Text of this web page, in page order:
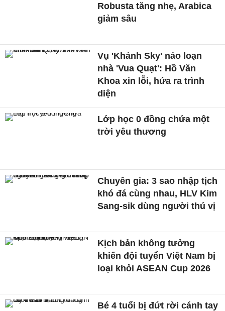
Robusta tăng nhẹ, Arabica
giảm sâu
Vụ 'Khánh Sky' náo loạn
nhà 'Vua Quạt': Hồ Văn
Khoa xin lỗi, hứa ra trình
diện
Lớp học 0 đồng chứa một
trời yêu thương
Chuyên gia: 3 sao nhập tịch
khó đá cùng nhau, HLV Kim
Sang-sik dùng người thú vị
Kịch bản không tưởng
khiến đội tuyển Việt Nam bị
loại khỏi ASEAN Cup 2026
Bé 4 tuổi bị đứt rời cánh tay